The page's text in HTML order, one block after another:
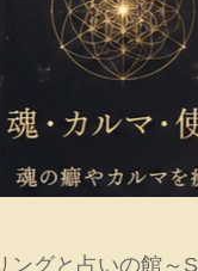
ングと占いの館～